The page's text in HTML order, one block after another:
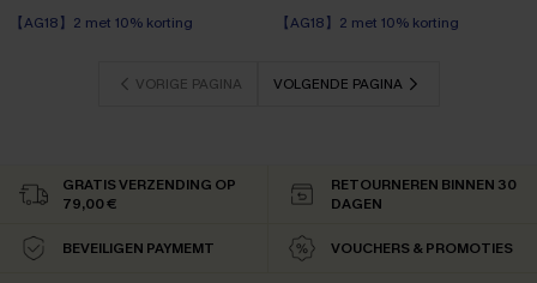
【AG18】2 met 10% korting 【AG18】2 met 10% korting
VORIGE PAGINA VOLGENDE PAGINA
GRATIS VERZENDING OP
79,00 €
RETOURNEREN BINNEN 30
DAGEN
BEVEILIGEN PAYMEMT VOUCHERS & PROMOTIES